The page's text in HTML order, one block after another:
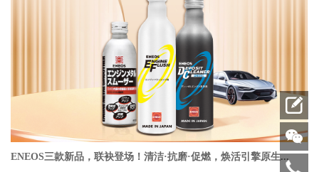
ENEOS三款新品，联袂登场！清洁·抗磨·促燃，焕活引擎原生...